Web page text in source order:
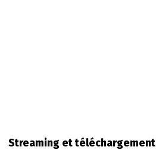
Streaming et téléchargement